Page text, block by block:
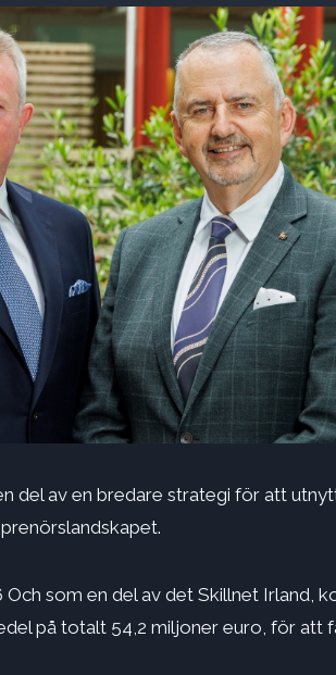
del av en bredare strategi för att
Och som en del av det Skillnet Irland,
på totalt 54,2 miljoner euro, för att